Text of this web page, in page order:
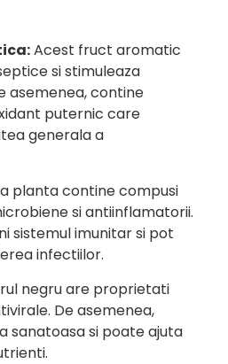
Acest fruct aromatic
si stimuleaza
asemenea, contine
puternic care
generala a
planta contine compusi
si antiinflamatorii.
sistemul imunitar si pot
infectiilor.
negru are proprietati
De asemenea,
sanatoasa si poate ajuta